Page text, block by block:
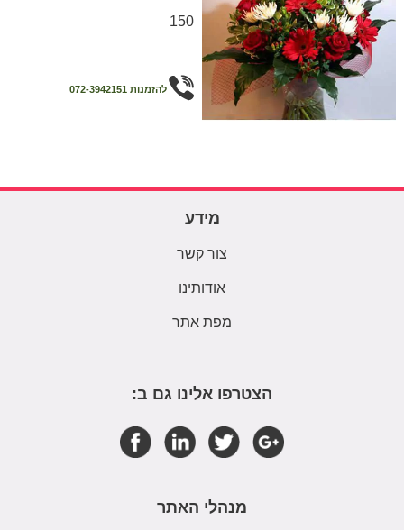
150
להזמנות 072-3942151
מידע
צור קשר
אודותינו
מפת אתר
הצטרפו אלינו גם ב:
מנהלי האתר